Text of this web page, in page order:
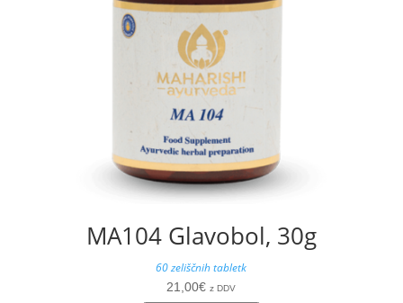
MA104 Glavobol, 30g
60 zeliščnih tabletk
21,00€ z DDV